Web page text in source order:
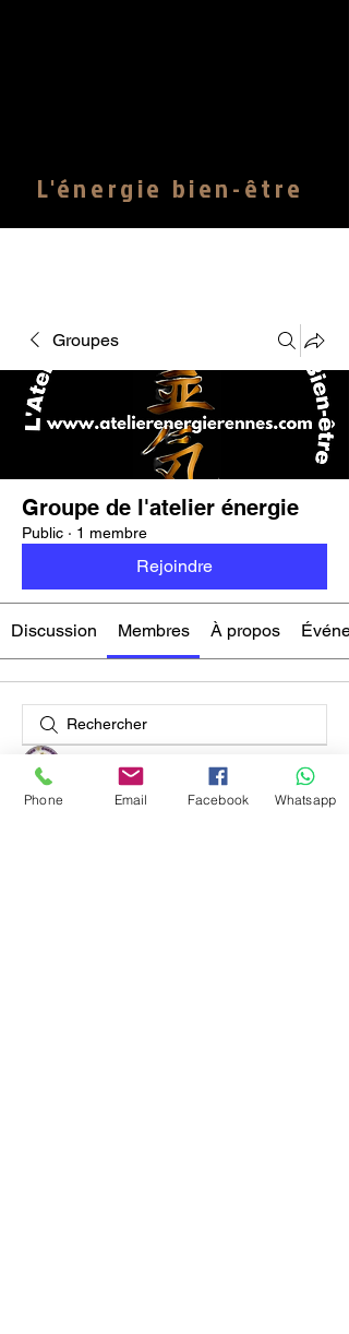
L'énergie bien-être
Groupes
Groupe de l'atelier énergie
Public · 1 membre
Rejoindre
Discussion Membres À propos
Thierry L'énergie
Phone Email Facebook Whatsapp